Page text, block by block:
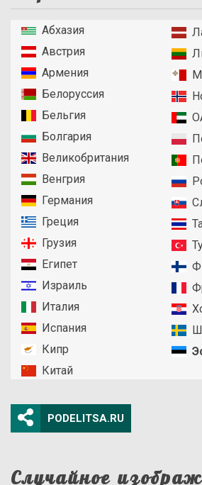
Абхазия
Австрия
Армения
Белоруссия
Бельгия
Болгария
Великобритания
Венгрия
Германия
Греция
Грузия
Египет
Израиль
Италия
Испания
Кипр
Китай
PODELITSA.RU
Случайное